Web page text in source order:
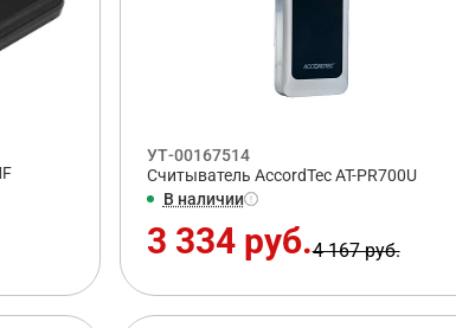
УТ-00167514
Считыватель AccordTec AT-PR700U
В наличии
3 334 руб.4 167 руб.